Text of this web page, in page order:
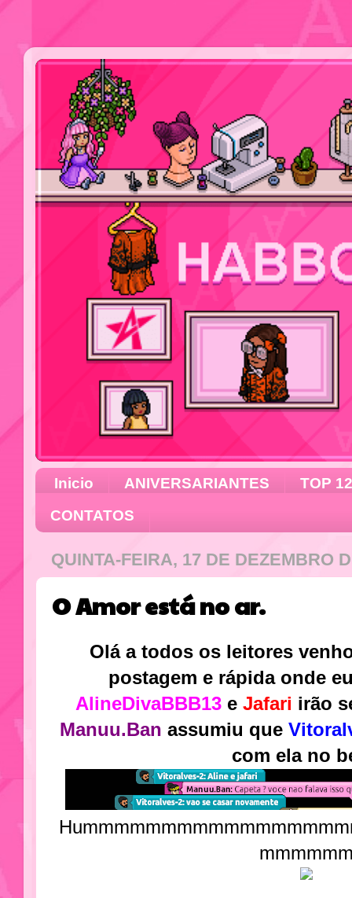
Inicio ANIVERSARIANTES
TOP 12
CONTATOS
QUINTA-FEIRA, 17 DE DEZEMBRO
O Amor está no ar.
Olá a todos os leitores
postagem e rápida onde
AlineDivaBBB13 e Jafari irão
Manuu.Ban assumiu que
com ela no